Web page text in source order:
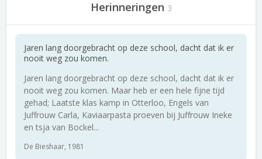
Herinneringen 3
Jaren lang doorgebracht op deze school, dacht dat ik er
nooit weg zou komen.
Jaren lang doorgebracht op deze school, dacht dat ik er
nooit weg zou komen. Maar heb er een hele fijne tijd
gehad; Laatste klas kamp in Otterloo, Engels van
Juffrouw Carla, Kaviaarpasta proeven bij Juffrouw Ineke
en tsja van Bockel...
De Bieshaar, 1981